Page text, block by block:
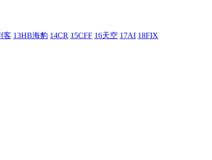
客 13HB海豹 14CR 15CFF 16天空 17AI 18FIX